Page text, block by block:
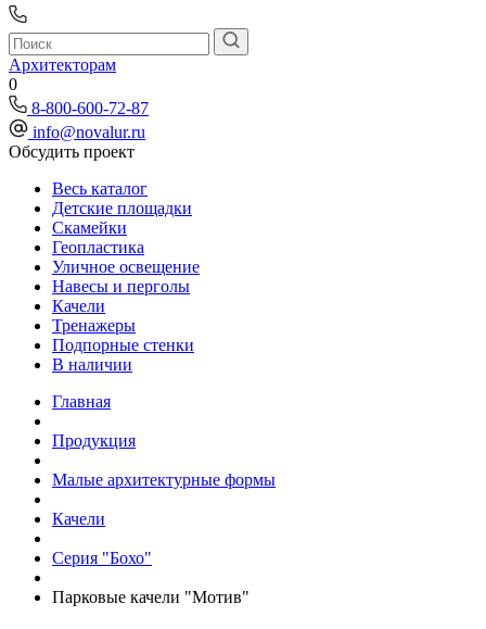
Архитекторам
0
8-800-600-72-87
info@novalur.ru
Обсудить проект
Весь каталог
Детские площадки
Скамейки
Геопластика
Уличное освещение
Навесы и перголы
Качели
Тренажеры
Подпорные стенки
В наличии
Главная
Продукция
Малые архитектурные формы
Качели
Серия "Бохо"
Парковые качели "Мотив"